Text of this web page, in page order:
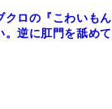
クロの『こわいもん
。逆に肛門を舐めて